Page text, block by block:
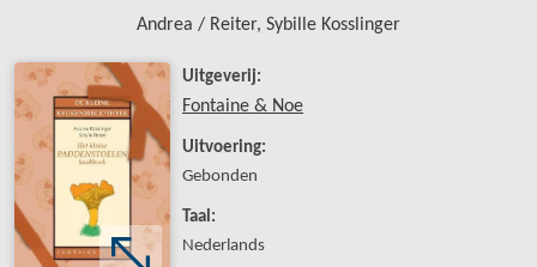
Andrea / Reiter, Sybille Kosslinger
Uitgeverij:
Fontaine & Noe
Uitvoering:
Gebonden
Taal:
Nederlands